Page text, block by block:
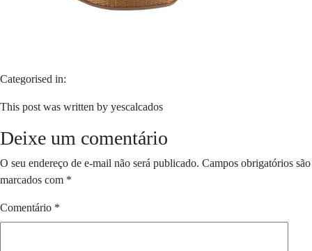
Categorised in:
This post was written by yescalcados
Deixe um comentário
O seu endereço de e-mail não será publicado. Campos obrigatórios são
marcados com *
Comentário *